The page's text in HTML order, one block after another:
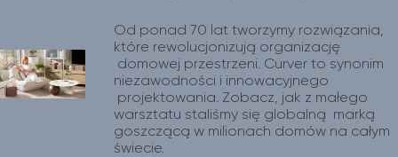
Od ponad 70 lat tworzymy rozwiązania,
które rewolucjonizują organizację
domowej przestrzeni. Curver to synonim
niezawodności i innowacyjnego
projektowania. Zobacz, jak z małego
warsztatu staliśmy się globalną  marką
goszczącą w milionach domów na całym
świecie.